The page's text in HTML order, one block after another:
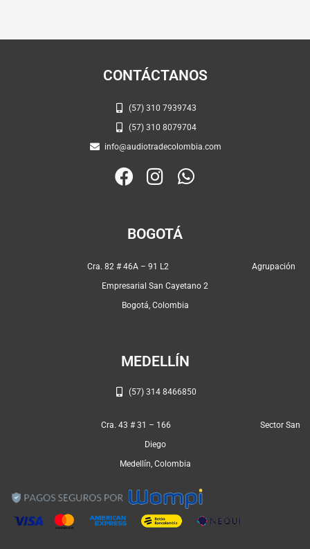
CONTÁCTANOS
(57) 310 7939743
(57) 310 8079704
info@audiotradecolombia.com
F
e
o
o
k
I
t
g
r
a
W
p
p
BOGOTÁ
Cra. 82 # 46A – 91 L2 Agrupación
Empresarial San Cayetano 2
Bogotá, Colombia
MEDELLÍN
(57) 314 8466850
Cra. 43 # 31 – 166 Sector San
Diego
Medellín, Colombia